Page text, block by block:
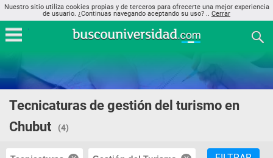
Nuestro sitio utiliza cookies propias y de terceros para ofrecerte una mejor experiencia
de usuario. ¿Continuas navegando aceptando su uso? .. Cerrar
Tecnicaturas de gestión del turismo en
Chubut
(4)